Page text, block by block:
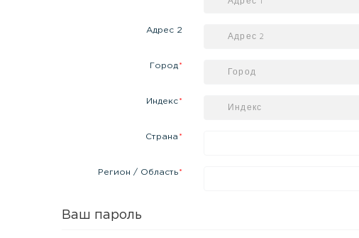
Адрес 2
Город
Индекс
Страна
Регион / Область
Ваш пароль